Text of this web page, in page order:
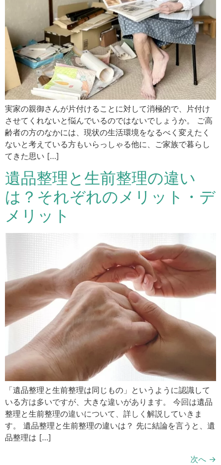
実家の親御さんが片付けることに対して消極的で、片付け
させてくれないと悩んでいるのではないでしょうか。 ご高
齢者の方のなかには、現状の生活環境をなるべく変えたく
ないと考えている方もいらっしゃる他に、ご家族で暮らし
てきた思い […]
遺品整理と生前整理の違い
は？それぞれのメリット・デ
メリット
「遺品整理と生前整理は同じもの」というように認識して
いる方は多いですが、大きな違いがあります。 今回は遺品
整理と生前整理の違いについて、詳しく解説していきま
す。 遺品整理と生前整理の違いは？ 先に結論を言うと、遺
品整理は […]
次へ →
CONTACT